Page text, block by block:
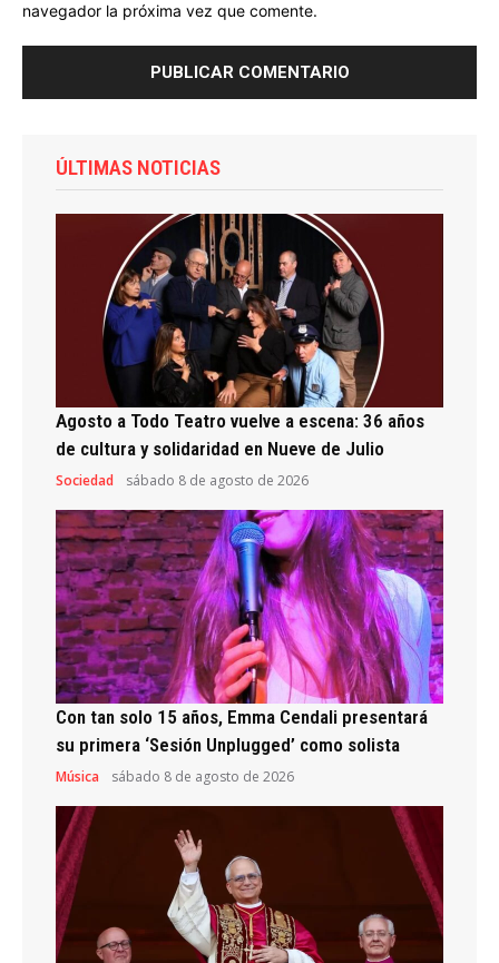
navegador la próxima vez que comente.
ÚLTIMAS NOTICIAS
Agosto a Todo Teatro vuelve a escena: 36 años
de cultura y solidaridad en Nueve de Julio
Sociedad sábado 8 de agosto de 2026
Con tan solo 15 años, Emma Cendali presentará
su primera ‘Sesión Unplugged’ como solista
Música sábado 8 de agosto de 2026